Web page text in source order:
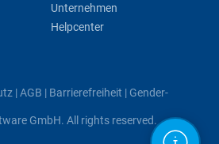
Unternehmen
Helpcenter
|AGB | Barrierefreiheit | Gender-
GmbH. All rights reserved.